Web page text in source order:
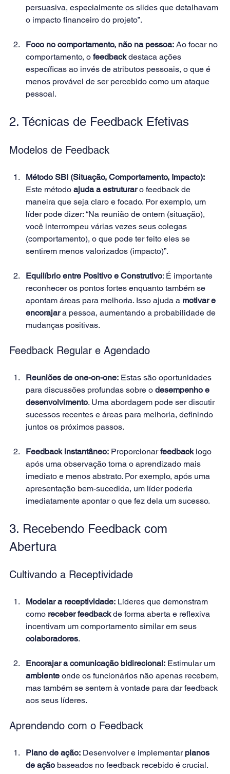
persuasiva, especialmente os slides que detalhavam
o impacto financeiro do projeto”.
Foco no comportamento, não na pessoa: Ao focar no
comportamento, o feedback destaca ações
específicas ao invés de atributos pessoais, o que é
menos provável de ser percebido como um ataque
pessoal.
2. Técnicas de Feedback Efetivas
Modelos de Feedback
Método SBI (Situação, Comportamento, Impacto):
Este método ajuda a estruturar o feedback de
maneira que seja claro e focado. Por exemplo, um
líder pode dizer: “Na reunião de ontem (situação),
você interrompeu várias vezes seus colegas
(comportamento), o que pode ter feito eles se
sentirem menos valorizados (impacto)”.
Equilíbrio entre Positivo e Construtivo: É importante
reconhecer os pontos fortes enquanto também se
apontam áreas para melhoria. Isso ajuda a motivar e
encorajar a pessoa, aumentando a probabilidade de
mudanças positivas.
Feedback Regular e Agendado
Reuniões de one-on-one: Estas são oportunidades
para discussões profundas sobre o desempenho e
desenvolvimento. Uma abordagem pode ser discutir
sucessos recentes e áreas para melhoria, definindo
juntos os próximos passos.
Feedback instantâneo: Proporcionar feedback logo
após uma observação torna o aprendizado mais
imediato e menos abstrato. Por exemplo, após uma
apresentação bem-sucedida, um líder poderia
imediatamente apontar o que fez dela um sucesso.
3. Recebendo Feedback com
Abertura
Cultivando a Receptividade
Modelar a receptividade: Líderes que demonstram
como receber feedback de forma aberta e reflexiva
incentivam um comportamento similar em seus
colaboradores.
Encorajar a comunicação bidirecional: Estimular um
ambiente onde os funcionários não apenas recebem,
mas também se sentem à vontade para dar feedback
aos seus líderes.
Aprendendo com o Feedback
Plano de ação: Desenvolver e implementar planos
de ação baseados no feedback recebido é crucial.